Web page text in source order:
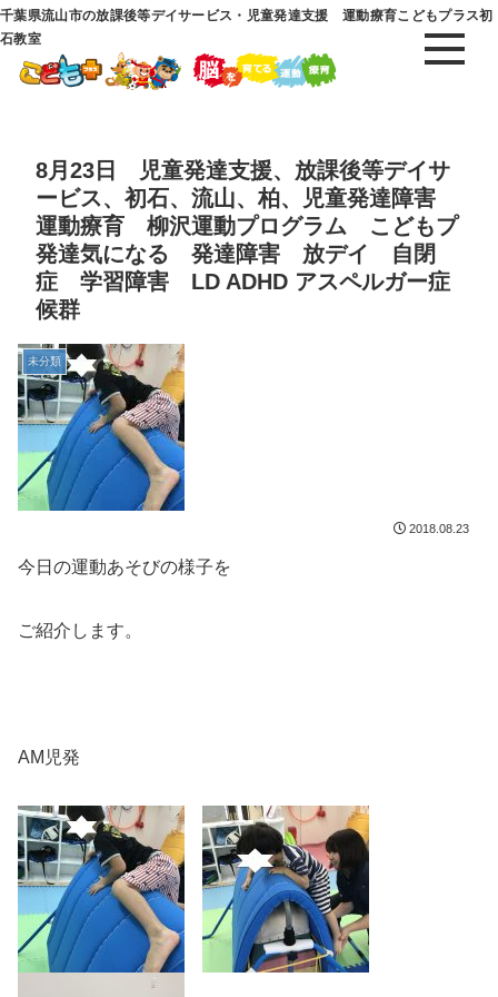
千葉県流山市の放課後等デイサービス・児童発達支援 運動療育こどもプラス初
石教室
8月23日 児童発達支援、放課後等デイサ
ービス、初石、流山、柏、児童発達障害
運動療育 柳沢運動プログラム こどもプ
発達気になる 発達障害 放デイ 自閉
症 学習障害 LD ADHD アスペルガー症
候群
未分類
2018.08.23
今日の運動あそびの様子を
ご紹介します。
AM児発